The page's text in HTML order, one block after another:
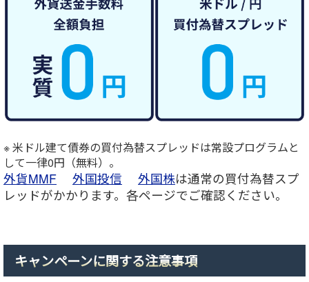
※ 米ドル建て債券の買付為替スプレッドは常設プログラムと
して一律0円（無料）。
外貨MMF 外国投信 外国株は通常の買付為替スプ
レッドがかかります。各ページでご確認ください。
キャンペーンに関する注意事項